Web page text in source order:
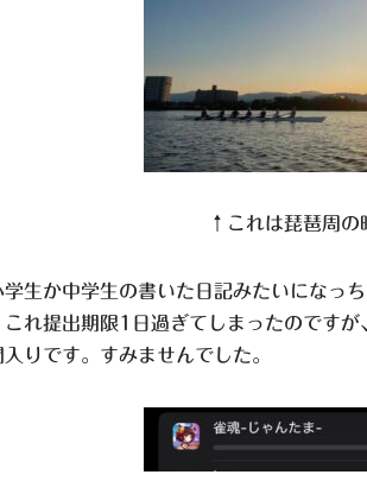
↑これは琵琶周の
生か中学生の書いた日記みたいになっ
これ提出期限1日過ぎてしまったのです
りです。すみませんでした。